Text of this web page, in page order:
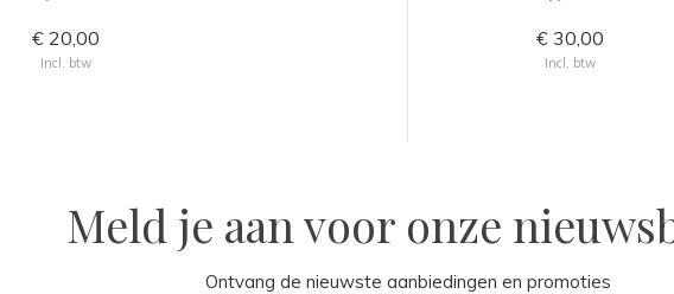
€ 20,00
Incl. btw
€ 30,00
Incl. btw
Meld je aan voor onze
Ontvang de nieuwste aanbiedingen en promoties